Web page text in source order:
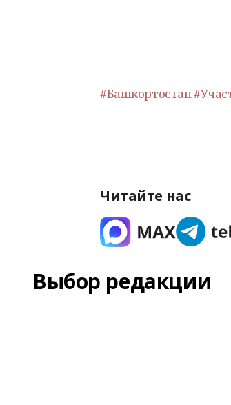
#Башкортостан
Читайте нас
Выбор редакции